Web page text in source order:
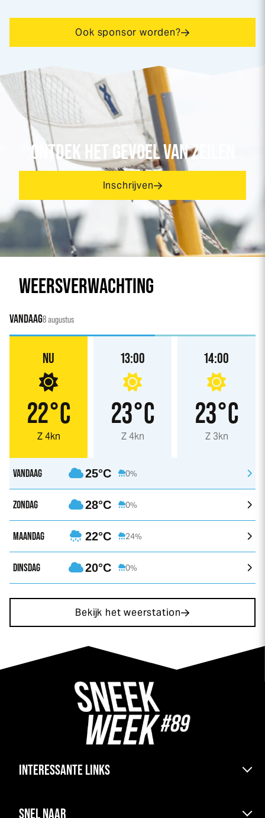
Ook sponsor worden?
ONTDEK HET GEVOEL VAN ZEILEN
Inschrijven
WEERSVERWACHTING
VANDAAG8 augustus
NU
22°C
Z 4kn
13:00
23°C
Z 4kn
14:00
23°C
Z 3kn
VANDAAG 25°C 0%
ZONDAG 28°C 0%
MAANDAG 22°C 24%
DINSDAG 20°C 0%
Bekijk het weerstation
INTERESSANTE LINKS
SNEL NAAR